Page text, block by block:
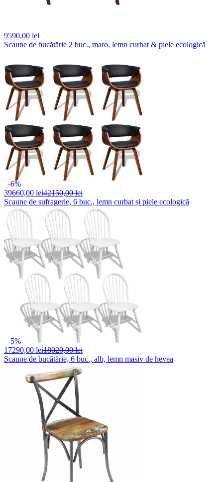
9590,00 lei
Scaune de bucătărie 2 buc., maro, lemn curbat & piele ecologică
-6%
39660,00 lei42150,00 lei
Scaune de sufragerie, 6 buc., lemn curbat și piele ecologică
-5%
17290,00 lei18020,00 lei
Scaune de bucătărie, 6 buc., alb, lemn masiv de hevea